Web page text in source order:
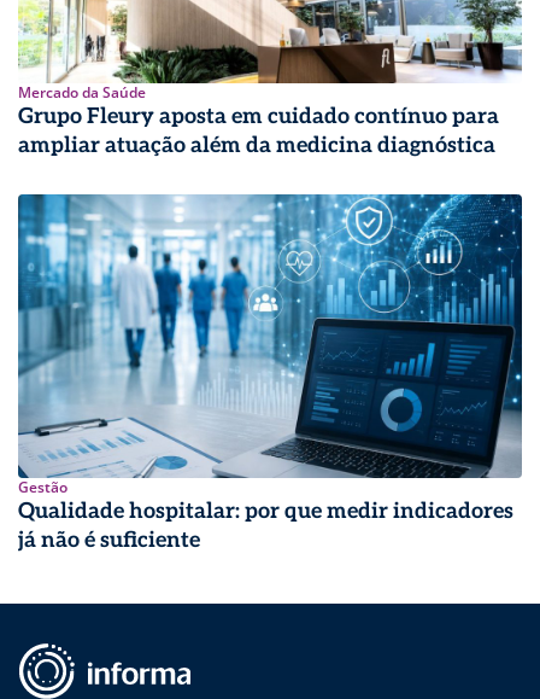
Mercado da Saúde
Grupo Fleury aposta em cuidado contínuo para
ampliar atuação além da medicina diagnóstica
Gestão
Qualidade hospitalar: por que medir indicadores
já não é suficiente